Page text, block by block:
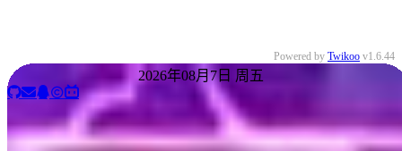
Powered by Twikoo v1.6.44
2026年08月7日 周五